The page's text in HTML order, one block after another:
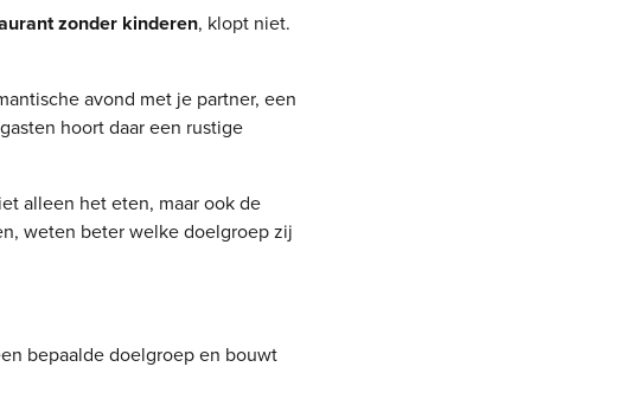
zonder kinderen, klopt niet.
avond met je partner, een
hoort daar een rustige
alleen het eten, maar ook de
weten beter welke doelgroep zij
bepaalde doelgroep en bouwt